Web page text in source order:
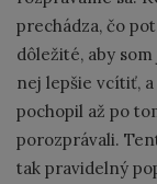
prechádza, čo
dôležité, aby
nej lepšie vcítiť,
pochopil až po
porozprávali.
tak pravidelný